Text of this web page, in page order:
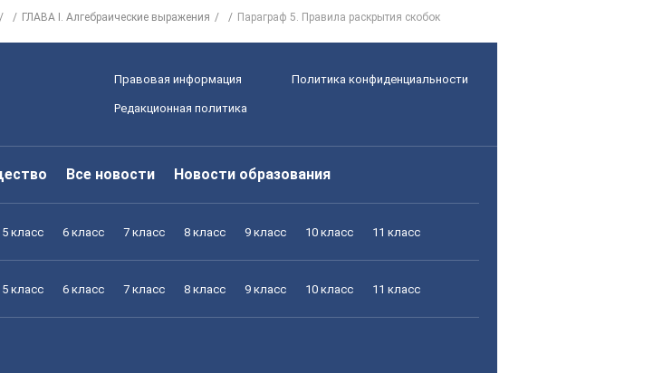
ГЛАВА I. Алгебраические выражения Параграф 5. Правила раскрытия скобок
Правовая информация Политика конфиденциальности
Редакционная политика
Все новости Новости образования
5 класс 6 класс 7 класс 8 класс 9 класс 10 класс 11 класс
5 класс 6 класс 7 класс 8 класс 9 класс 10 класс 11 класс